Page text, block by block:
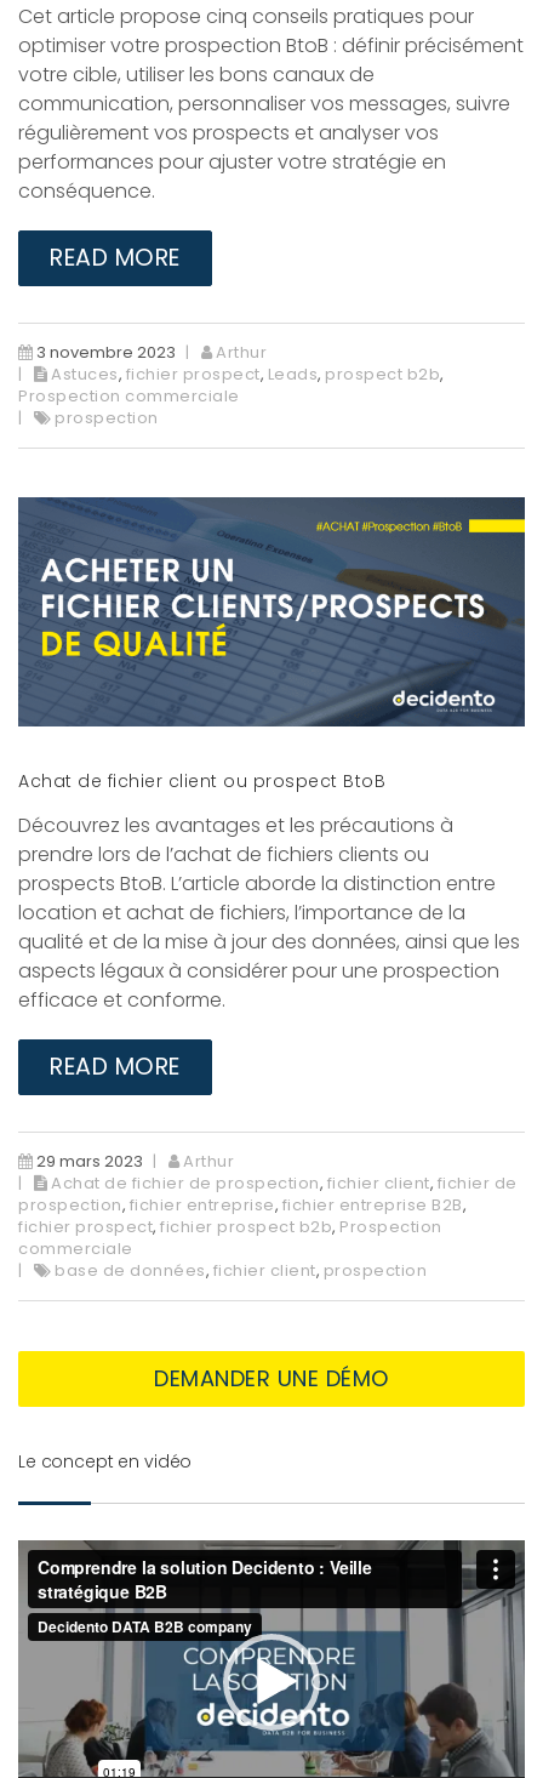
Cet article propose cinq conseils pratiques pour
optimiser votre prospection BtoB : définir précisément
votre cible, utiliser les bons canaux de
communication, personnaliser vos messages, suivre
régulièrement vos prospects et analyser vos
performances pour ajuster votre stratégie en
conséquence.
READ MORE
3 novembre 2023
Arthur
Astuces, fichier prospect, Leads, prospect b2b,
Prospection commerciale
prospection
Achat de fichier client ou prospect BtoB
Découvrez les avantages et les précautions à
prendre lors de l’achat de fichiers clients ou
prospects BtoB. L’article aborde la distinction entre
location et achat de fichiers, l’importance de la
qualité et de la mise à jour des données, ainsi que les
aspects légaux à considérer pour une prospection
efficace et conforme.
READ MORE
29 mars 2023
Arthur
Achat de fichier de prospection, fichier client, fichier de
prospection, fichier entreprise, fichier entreprise B2B,
fichier prospect, fichier prospect b2b, Prospection
commerciale
base de données, fichier client, prospection
DEMANDER UNE DÉMO
Le concept en vidéo
Lecteur
vidéo